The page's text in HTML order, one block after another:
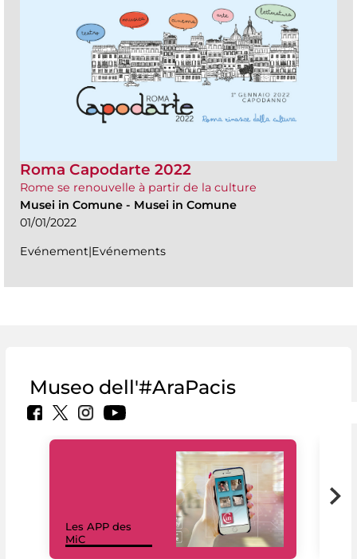
Roma Capodarte 2022
Rome se renouvelle à partir de la culture
Musei in Comune - Musei in Comune
01/01/2022
Evénement|Evénements
Museo dell'#AraPacis
Les APP des
MiC